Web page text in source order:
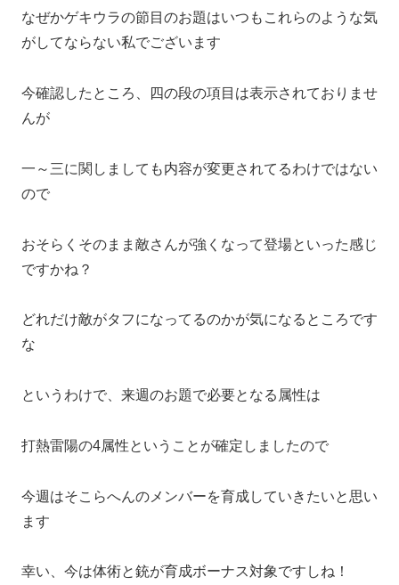
なぜかゲキウラの節目のお題はいつもこれらのような気
がしてならない私でございます
今確認したところ、四の段の項目は表示されておりませ
んが
一～三に関しましても内容が変更されてるわけではない
ので
おそらくそのまま敵さんが強くなって登場といった感じ
ですかね？
どれだけ敵がタフになってるのかが気になるところです
な
というわけで、来週のお題で必要となる属性は
打熱雷陽の4属性ということが確定しましたので
今週はそこらへんのメンバーを育成していきたいと思い
ます
幸い、今は体術と銃が育成ボーナス対象ですしね！